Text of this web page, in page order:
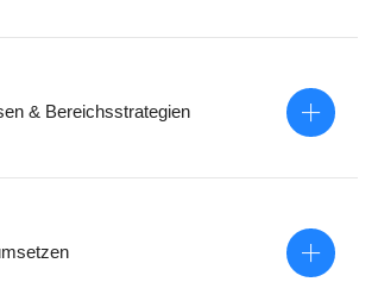
& Bereichsstrategien